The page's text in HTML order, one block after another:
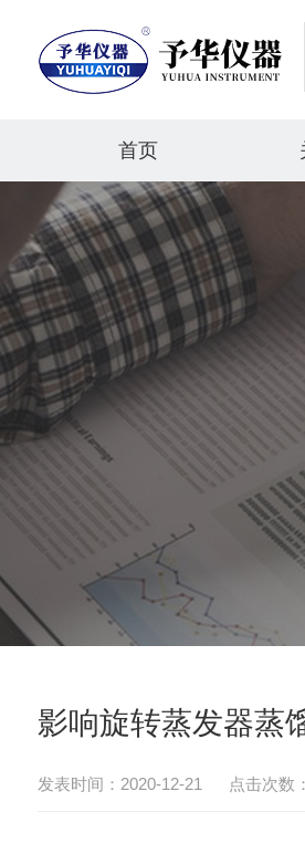
首页
影响旋转蒸发器蒸
发表时间：2020-12-21 点击次数